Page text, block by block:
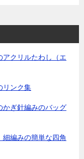
アクリルたわし（エ
リンク集
かぎ針編みのバッグ
編みの簡単な四角